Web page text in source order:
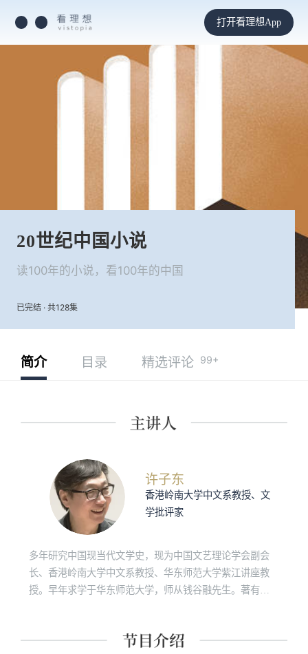
打开看理想App
20世纪中国小说
读100年的小说，看100年的中国
已完结 · 共128集
简介 目录 精选评论 99+
许子东
香港岭南大学中文系教授、文
学批评家
多年研究中国现当代文学史，现为中国文艺理论学会副会
长、香港岭南大学中文系教授、华东师范大学紫江讲座教
授。早年求学于华东师范大学，师从钱谷融先生。著有
《见字如面》等文化综艺节目嘉宾。